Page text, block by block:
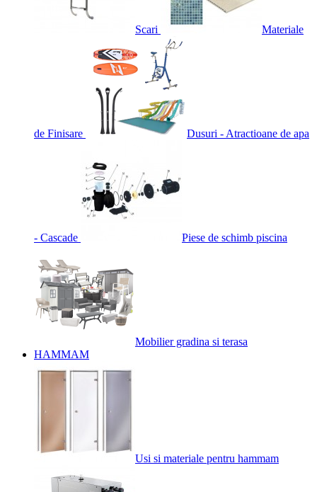
Scari Materiale
de Finisare Dusuri - Atractioane de apa
- Cascade Piese de schimb piscina
Mobilier gradina si terasa
HAMMAM
Usi si materiale pentru hammam